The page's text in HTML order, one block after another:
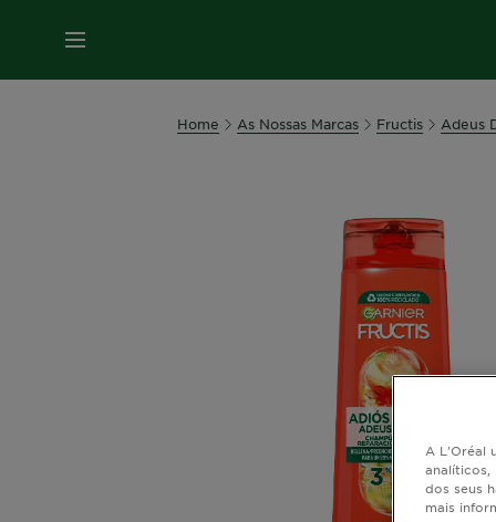
MENU
Home As Nossas Marcas Fructis Adeus
A L'Oréal
analíticos,
dos seus
mais